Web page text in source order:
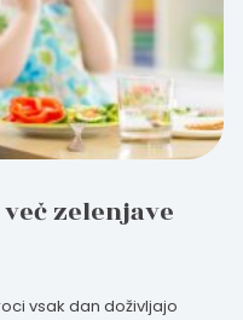
zelenjave
vsak dan doživljajo